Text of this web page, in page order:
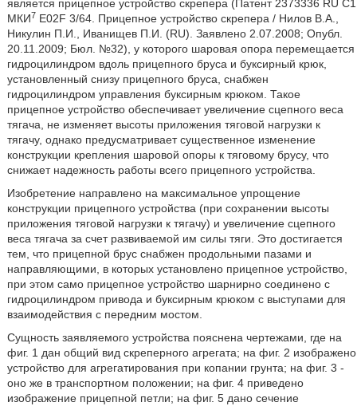
является прицепное устройство скрепера (Патент 2373336 RU С1
МКИ7 E02F 3/64. Прицепное устройство скрепера / Нилов В.А.,
Никулин П.И., Иванищев П.И. (RU). Заявлено 2.07.2008; Опубл.
20.11.2009; Бюл. №32), у которого шаровая опора перемещается
гидроцилиндром вдоль прицепного бруса и буксирный крюк,
установленный снизу прицепного бруса, снабжен
гидроцилиндром управления буксирным крюком. Такое
прицепное устройство обеспечивает увеличение сцепного веса
тягача, не изменяет высоты приложения тяговой нагрузки к
тягачу, однако предусматривает существенное изменение
конструкции крепления шаровой опоры к тяговому брусу, что
снижает надежность работы всего прицепного устройства.
Изобретение направлено на максимальное упрощение
конструкции прицепного устройства (при сохранении высоты
приложения тяговой нагрузки к тягачу) и увеличение сцепного
веса тягача за счет развиваемой им силы тяги. Это достигается
тем, что прицепной брус снабжен продольными пазами и
направляющими, в которых установлено прицепное устройство,
при этом само прицепное устройство шарнирно соединено с
гидроцилиндром привода и буксирным крюком с выступами для
взаимодействия с передним мостом.
Сущность заявляемого устройства пояснена чертежами, где на
фиг. 1 дан общий вид скреперного агрегата; на фиг. 2 изображено
устройство для агрегатирования при копании грунта; на фиг. 3 -
оно же в транспортном положении; на фиг. 4 приведено
изображение прицепной петли; на фиг. 5 дано сечение